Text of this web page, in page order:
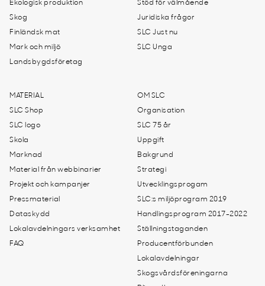
Ekologisk produktion
Skog
Finländsk mat
Mark och miljö
Landsbygdsföretag
Stöd för välmående
Juridiska frågor
SLC Just nu
SLC Unga
MATERIAL
SLC Shop
SLC logo
Skola
Marknad
Material från webbinarier
Projekt och kampanjer
Pressmaterial
Dataskydd
Lokalavdelningars verksamhet
FAQ
OM SLC
Organisation
SLC 75 år
Uppgift
Bakgrund
Strategi
Utvecklingsprogam
SLC:s miljöprogram 2019
Handlingsprogram 2017-2022
Ställningstaganden
Producentförbunden
Lokalavdelningar
Skogsvårdsföreningarna